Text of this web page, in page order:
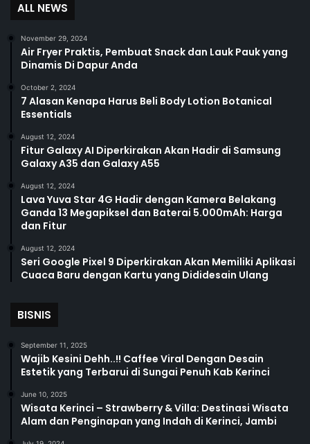
ALL NEWS
November 29, 2024
Air Fryer Praktis, Pembuat Snack dan Lauk Pauk yang
Dinamis Di Dapur Anda
October 2, 2024
7 Alasan Kenapa Harus Beli Body Lotion Botanical
Essentials
August 12, 2024
Fitur Galaxy AI Diperkirakan Akan Hadir di Samsung
Galaxy A35 dan Galaxy A55
August 12, 2024
Lava Yuva Star 4G Hadir dengan Kamera Belakang
Ganda 13 Megapiksel dan Baterai 5.000mAh: Harga
dan Fitur
August 12, 2024
Seri Google Pixel 9 Diperkirakan Akan Memiliki Aplikasi
Cuaca Baru dengan Kartu yang Dididesain Ulang
BISNIS
September 11, 2025
Wajib Kesini Dehh..!! Caffee Viral Dengan Desain
Estetik yang Terbarui di Sungai Penuh Kab Kerinci
June 10, 2025
Wisata Kerinci – Strawberry & Villa: Destinasi Wisata
Alam dan Penginapan yang Indah di Kerinci, Jambi